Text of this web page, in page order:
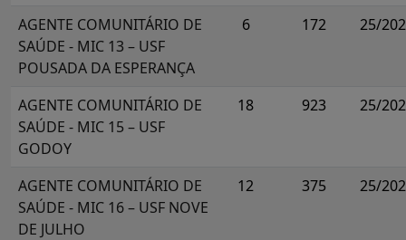
AGENTE COMUNITÁRIO DE
SAÚDE - MIC 13 – USF
POUSADA DA ESPERANÇA
6 172 25/
AGENTE COMUNITÁRIO DE
SAÚDE - MIC 15 – USF
GODOY
18 923 25/
AGENTE COMUNITÁRIO DE
SAÚDE - MIC 16 – USF NOVE
DE JULHO
12 375 25/